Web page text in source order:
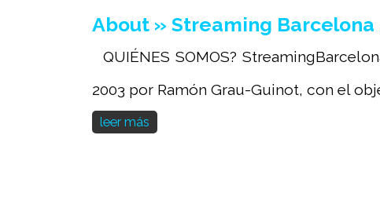
About » Streaming
QUIÉNES SOMOS?
2003 por Ramón Grau-Guinot, con el
leer más